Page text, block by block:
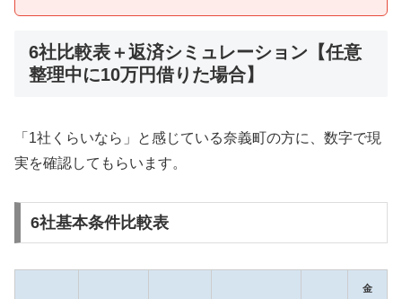
6社比較表＋返済シミュレーション【任意
整理中に10万円借りた場合】
「1社くらいなら」と感じている奈義町の方に、数字で現
実を確認してもらいます。
6社基本条件比較表
金